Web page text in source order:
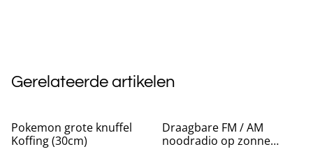
Gerelateerde artikelen
Pokemon grote knuffel
Koffing (30cm)
Draagbare FM / AM
noodradio op zonne